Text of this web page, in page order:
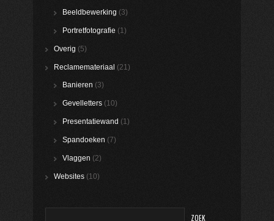
Beeldbewerking (3)
Portretfotografie (1)
Overig (5)
Reclamemateriaal (21)
Banieren (3)
Gevelletters (10)
Presentatiewand (1)
Spandoeken (7)
Vlaggen (2)
Websites (10)